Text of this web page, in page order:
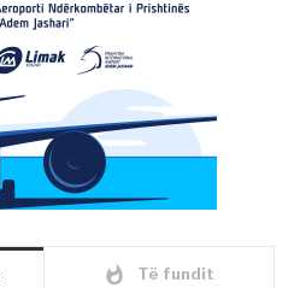
whatshot Të fundit